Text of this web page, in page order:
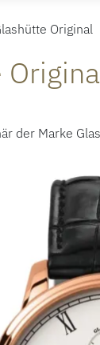
Original
der Marke